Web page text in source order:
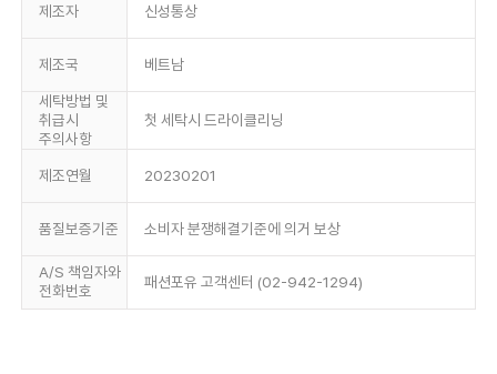
제조자 신성통상
제조국 베트남
세탁방법 및
취급시
주의사항
첫 세탁시 드라이클리닝
제조연월 20230201
품질보증기준 소비자 분쟁해결기준에 의거 보상
A/S 책임자와
전화번호
패션포유 고객센터 (02-942-1294)